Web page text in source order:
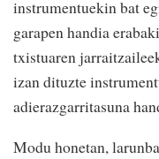
instrumentuekin bat
garapen handia
txistuaren
izan dituzte
adierazgarritasuna
Modu honetan,